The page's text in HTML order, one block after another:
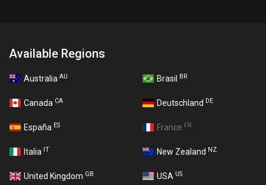
Available Regions
Australia AU Brasil BR
Canada CA Deutschland DE
España ES France FR
Italia IT New Zealand NZ
United Kingdom GB USA US